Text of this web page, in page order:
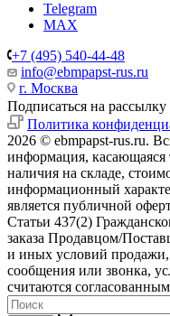
Telegram
MAX
+7 (495) 540-44-48
info@ebmpapst-rus.ru
г. Москва
Подписаться на рассылку
Политика
2026 © ebmpapst-rus.ru.
информация, касающаяся
наличия на складе,
информационный
является публичной
Статьи 437(2)
заказа Продавцом/
и иных условий продажи,
сообщения или звонка,
считаются